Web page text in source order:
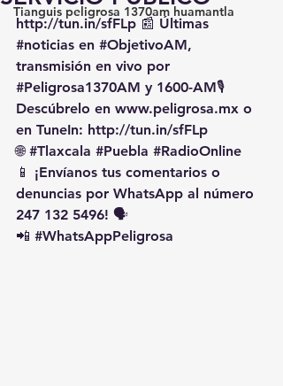
Tianguis peligrosa 1370am huamantla
http://tun.in/sfFLp 📰 Últimas
#noticias en #ObjetivoAM,
transmisión en vivo por
#Peligrosa1370AM y 1600-AM🎙️
Descúbrelo en www.peligrosa.mx o
en TuneIn: http://tun.in/sfFLp
🌐 #Tlaxcala #Puebla #RadioOnline
📱 ¡Envíanos tus comentarios o
denuncias por WhatsApp al número
247 132 5496! 🗣️
📲 #WhatsAppPeligrosa